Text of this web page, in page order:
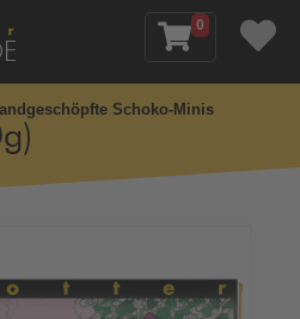
0
Schoko-Minis